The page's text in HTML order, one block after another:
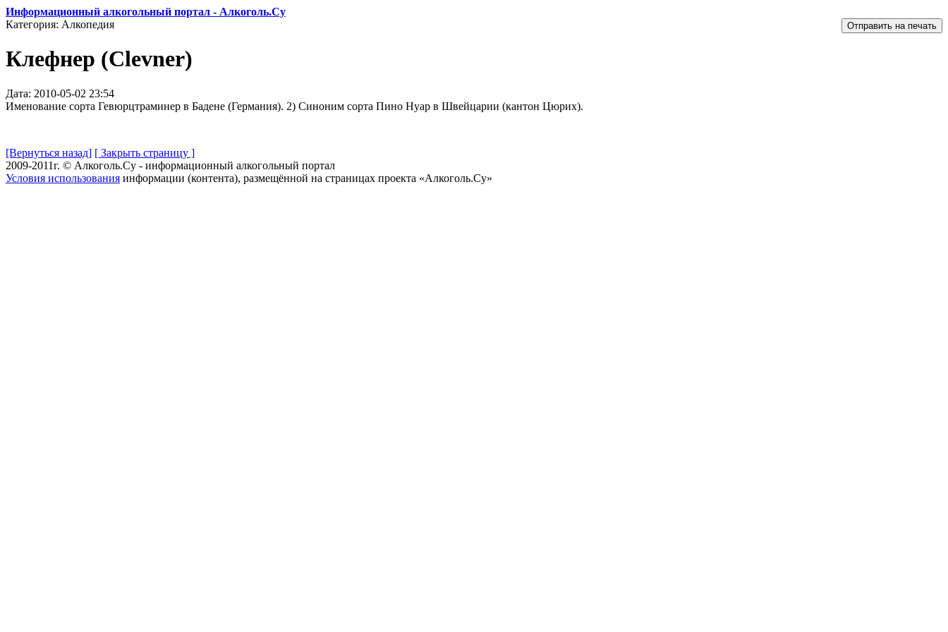
Информационный алкогольный портал - Алкоголь.Су
Категория: Алкопедия
Клефнер (Clevner)
Дата: 2010-05-02 23:54
Именование сорта Гевюрцтраминер в Бадене (Германия). 2) Синоним сорта Пино Нуар в Швейцарии (кантон Цюрих).
[Вернуться назад] [ Закрыть страницу ]
2009-2011г. © Алкоголь.Су - информационный алкогольный портал
Условия использования информации (контента), размещённой на страницах проекта «Алкоголь.Су»